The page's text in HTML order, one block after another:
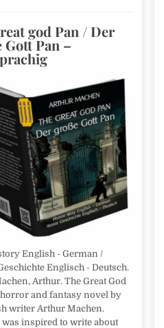
god Pan / Der
Gott Pan –
English - German /
Englisch - Deutsch.
Arthur. The Great God
horror and fantasy novel by
writer Arthur Machen.
was inspired to write about